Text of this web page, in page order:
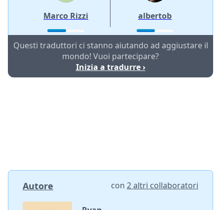
Marco Rizzi albertob
Questi traduttori ci stanno aiutando ad aggiustare il
mondo! Vuoi partecipare?
Inizia a tradurre ›
Autore con 2 altri collaboratori